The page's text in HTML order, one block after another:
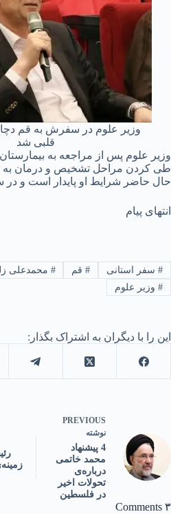
وزیر علوم در سفرش به قم
قلبی شد
وزیر علوم پس از مراجعه به
طی کردن مراحل تشخیص و درمان به
حال حاضر شرایط او پایدار است و
انتهای پیام
#سفر استانی #قم # محمدعلی
#وزیر علوم
این را با دیگران به اشتراک بگذار:
PREVIOUS
نوشته
4 پیشنهاد
محمد خاتمی
درباره‌ی
تحولات اخیر
در فلسطین
۳ Comments